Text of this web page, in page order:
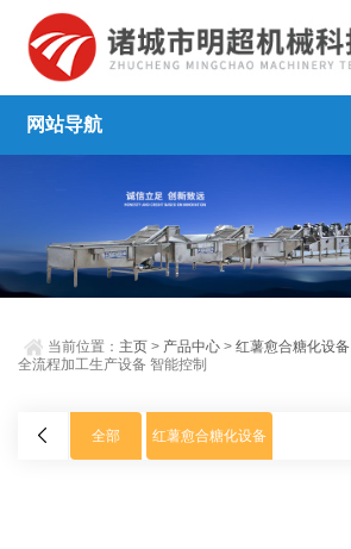
网站导航
当前位置： 主页 > 产品中心 >红薯愈合糖化设备
全流程加工生产设备 智能控制
全部 红薯愈合糖化设备